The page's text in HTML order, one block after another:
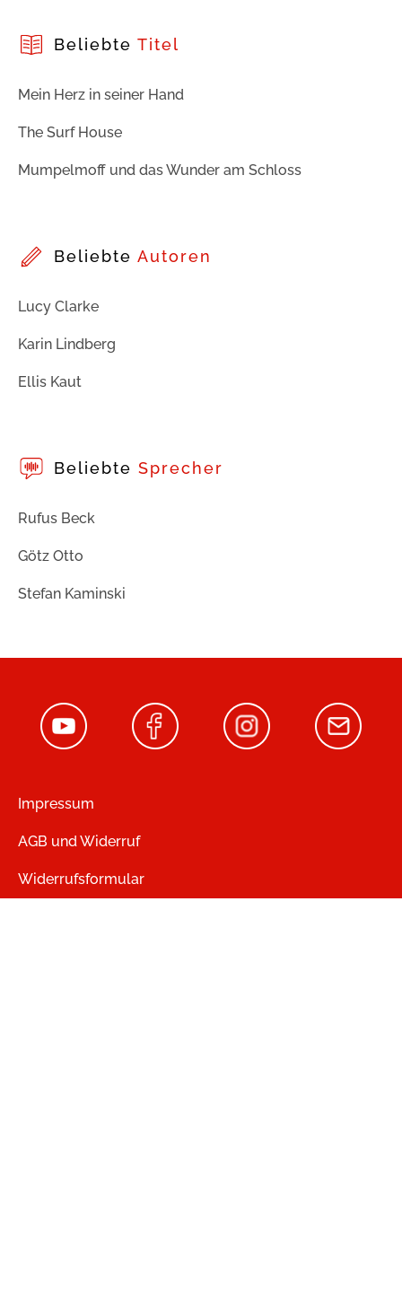
Beliebte Titel
Mein Herz in seiner Hand
The Surf House
Mumpelmoff und das Wunder am Schloss
Beliebte Autoren
Lucy Clarke
Karin Lindberg
Ellis Kaut
Beliebte Sprecher
Rufus Beck
Götz Otto
Stefan Kaminski
Impressum
AGB und Widerruf
Widerrufsformular